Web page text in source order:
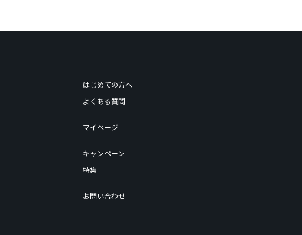
はじめての方へ
よくある質問
マイページ
キャンペーン
特集
お問い合わせ